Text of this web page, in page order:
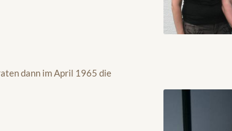
dann im April 1965 die